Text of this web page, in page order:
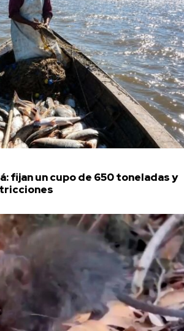
fijan un cupo de 650 toneladas y